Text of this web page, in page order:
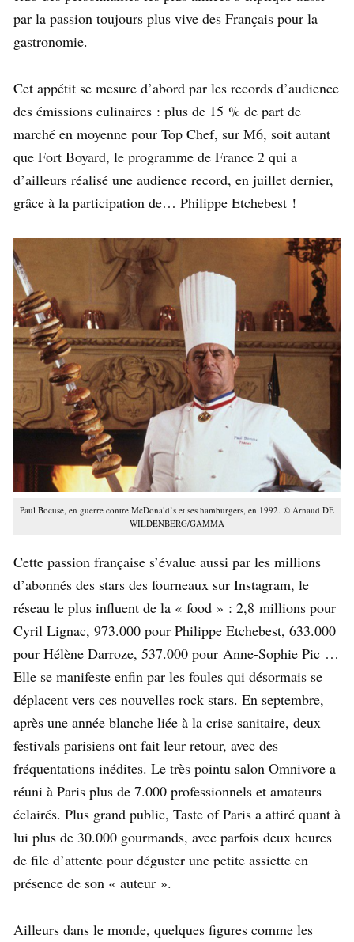
par la passion toujours plus vive des Français pour la
gastronomie.
Cet appétit se mesure d’abord par les records d’audience
des émissions culinaires : plus de 15 % de part de
marché en moyenne pour Top Chef, sur M6, soit autant
que Fort Boyard, le programme de France 2 qui a
d’ailleurs réalisé une audience record, en juillet dernier,
grâce à la participation de… Philippe Etchebest !
Paul Bocuse, en guerre contre McDonald’s et ses hamburgers, en 1992. © Arnaud DE
WILDENBERG/GAMMA
Cette passion française s’évalue aussi par les millions
d’abonnés des stars des fourneaux sur Instagram, le
réseau le plus influent de la « food » : 2,8 millions pour
Cyril Lignac, 973.000 pour Philippe Etchebest, 633.000
pour Hélène Darroze, 537.000 pour Anne-Sophie Pic …
Elle se manifeste enfin par les foules qui désormais se
déplacent vers ces nouvelles rock stars. En septembre,
après une année blanche liée à la crise sanitaire, deux
festivals parisiens ont fait leur retour, avec des
fréquentations inédites. Le très pointu salon Omnivore a
réuni à Paris plus de 7.000 professionnels et amateurs
éclairés. Plus grand public, Taste of Paris a attiré quant à
lui plus de 30.000 gourmands, avec parfois deux heures
de file d’attente pour déguster une petite assiette en
présence de son « auteur ».
Ailleurs dans le monde, quelques figures comme les